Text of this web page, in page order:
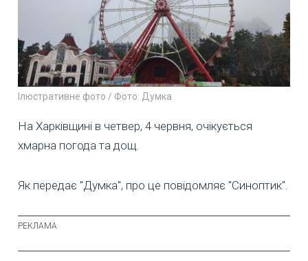
Ілюстративне фото / Фото: Думка
На Харківщині в четвер, 4 червня, очікується
хмарна погода та дощ.
Як передає "Думка", про це повідомляє "Синоптик".